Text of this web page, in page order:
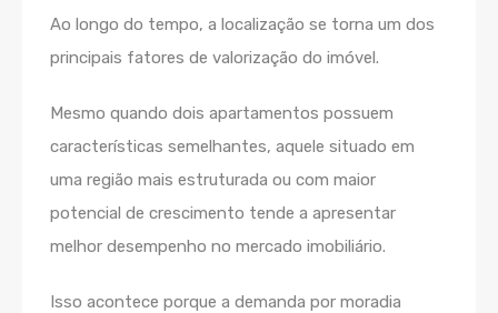
Ao longo do tempo, a localização se torna um dos
principais fatores de valorização do imóvel.
Mesmo quando dois apartamentos possuem
características semelhantes, aquele situado em
uma região mais estruturada ou com maior
potencial de crescimento tende a apresentar
melhor desempenho no mercado imobiliário.
Isso acontece porque a demanda por moradia